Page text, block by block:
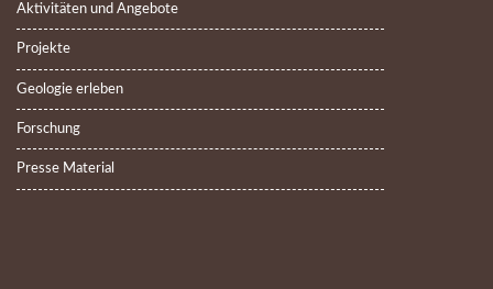
Aktivitäten und Angebote
Projekte
Geologie erleben
Forschung
Presse Material